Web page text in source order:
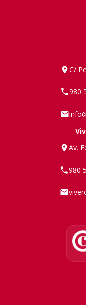
C/
980
Av.
980